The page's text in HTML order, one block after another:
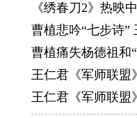
《绣春刀2》热映
曹植悲吟“七步诗”
曹植痛失杨德祖和
王仁君《军师联盟
王仁君《军师联盟